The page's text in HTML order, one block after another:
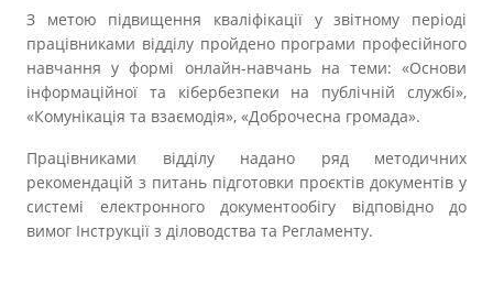
З метою підвищення кваліфікації у звітному періоді
працівниками відділу пройдено програми професійного
навчання у формі онлайн-навчань на теми: «Основи
інформаційної та кібербезпеки на публічній службі»,
«Комунікація та взаємодія», «Доброчесна громада».
Працівниками відділу надано ряд методичних
рекомендацій з питань підготовки проєктів документів у
системі електронного документообігу відповідно до
вимог Інструкції з діловодства та Регламенту.